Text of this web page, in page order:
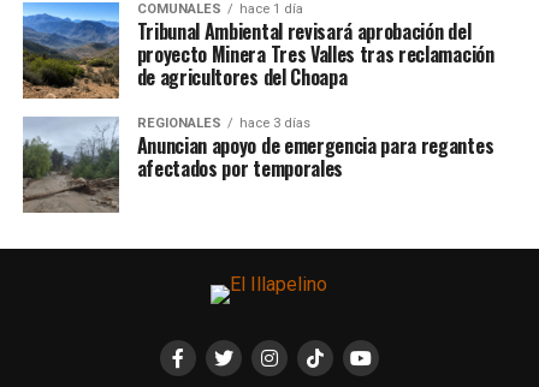
COMUNALES hace 1 día
Tribunal Ambiental revisará aprobación del
proyecto Minera Tres Valles tras reclamación
de agricultores del Choapa
REGIONALES hace 3 días
Anuncian apoyo de emergencia para regantes
afectados por temporales